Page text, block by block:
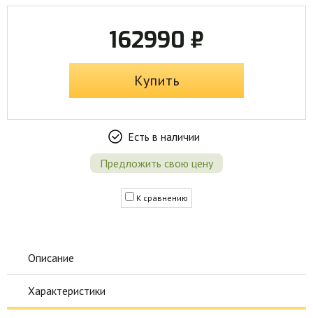
162990 ₽
Купить
Есть в наличии
Предложить свою цену
К сравнению
Описание
Характеристики